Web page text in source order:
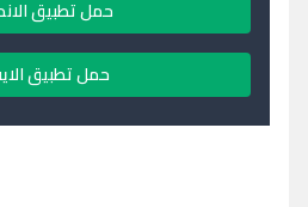
حمل تطبيق
حمل تطبيق